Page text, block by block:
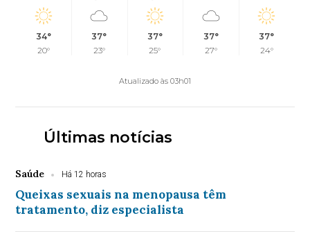
34°
20°
37°
23°
37°
25°
37°
27°
37°
24°
Atualizado às 03h01
Últimas notícias
Saúde Há 12 horas
Queixas sexuais na menopausa têm
tratamento, diz especialista